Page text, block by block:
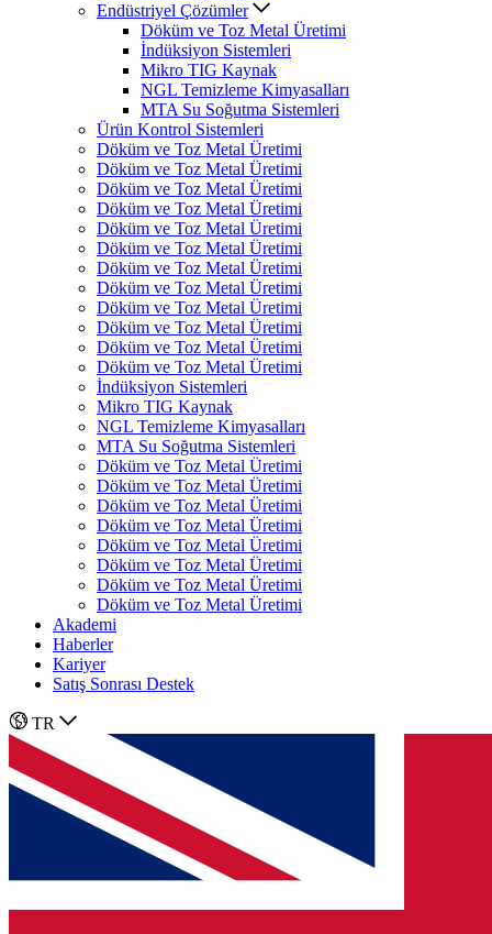
Endüstriyel Çözümler
Döküm ve Toz Metal Üretimi
İndüksiyon Sistemleri
Mikro TIG Kaynak
NGL Temizleme Kimyasalları
MTA Su Soğutma Sistemleri
Ürün Kontrol Sistemleri
Döküm ve Toz Metal Üretimi
Döküm ve Toz Metal Üretimi
Döküm ve Toz Metal Üretimi
Döküm ve Toz Metal Üretimi
Döküm ve Toz Metal Üretimi
Döküm ve Toz Metal Üretimi
Döküm ve Toz Metal Üretimi
Döküm ve Toz Metal Üretimi
Döküm ve Toz Metal Üretimi
Döküm ve Toz Metal Üretimi
Döküm ve Toz Metal Üretimi
Döküm ve Toz Metal Üretimi
İndüksiyon Sistemleri
Mikro TIG Kaynak
NGL Temizleme Kimyasalları
MTA Su Soğutma Sistemleri
Döküm ve Toz Metal Üretimi
Döküm ve Toz Metal Üretimi
Döküm ve Toz Metal Üretimi
Döküm ve Toz Metal Üretimi
Döküm ve Toz Metal Üretimi
Döküm ve Toz Metal Üretimi
Döküm ve Toz Metal Üretimi
Döküm ve Toz Metal Üretimi
Akademi
Haberler
Kariyer
Satış Sonrası Destek
TR